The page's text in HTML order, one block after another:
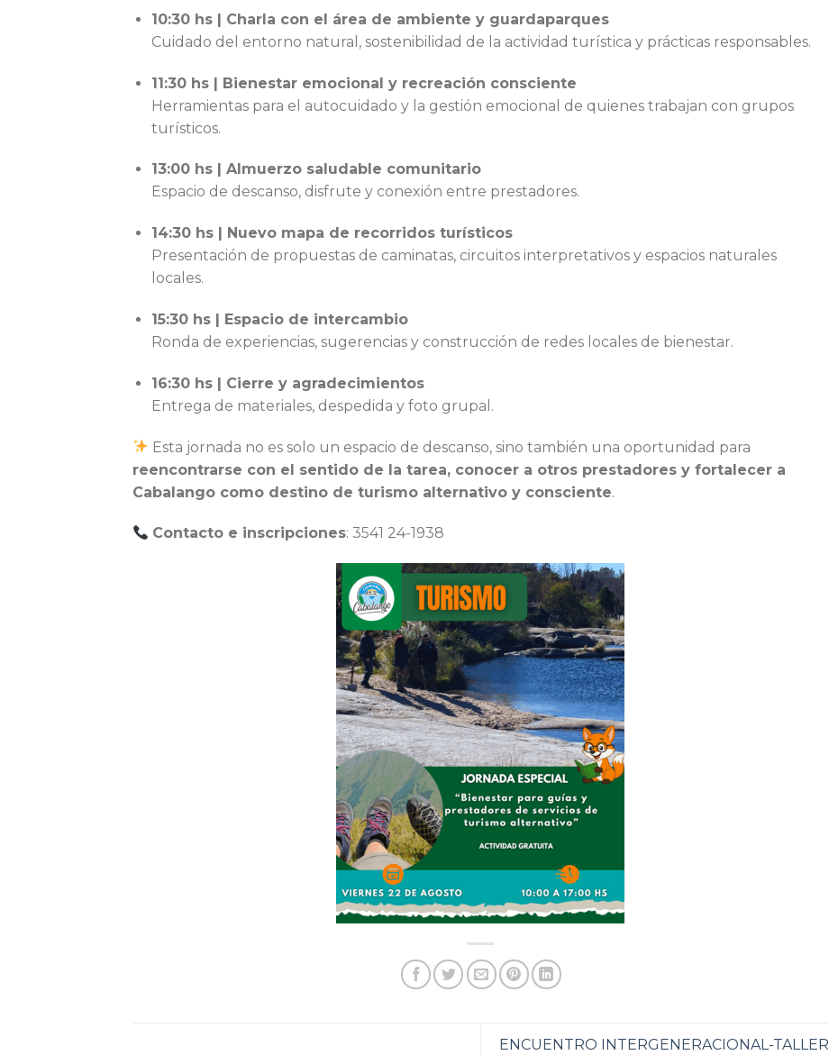
10:30 hs | Charla con el área de ambiente y guardaparques
Cuidado del entorno natural, sostenibilidad de la actividad turística y prácticas responsables.
11:30 hs | Bienestar emocional y recreación consciente
Herramientas para el autocuidado y la gestión emocional de quienes trabajan con grupos
turísticos.
13:00 hs | Almuerzo saludable comunitario
Espacio de descanso, disfrute y conexión entre prestadores.
14:30 hs | Nuevo mapa de recorridos turísticos
Presentación de propuestas de caminatas, circuitos interpretativos y espacios naturales
locales.
15:30 hs | Espacio de intercambio
Ronda de experiencias, sugerencias y construcción de redes locales de bienestar.
16:30 hs | Cierre y agradecimientos
Entrega de materiales, despedida y foto grupal.
Esta jornada no es solo un espacio de descanso, sino también una oportunidad para
reencontrarse con el sentido de la tarea, conocer a otros prestadores y fortalecer a
Cabalango como destino de turismo alternativo y consciente.
Contacto e inscripciones: 3541 24-1938
ENCUENTRO INTERGENERACIONAL-TALLER